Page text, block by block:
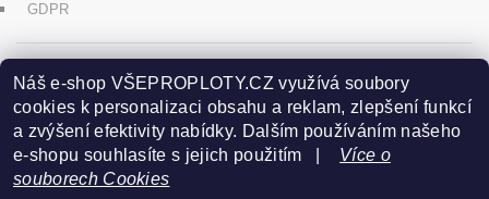
GDPR
icons8.com
Praha - Herink
+420 606 020 266
Náš e-shop VŠEPROPLOTY.CZ využívá soubory
cookies k personalizaci obsahu a reklam, zlepšení funkcí
a zvýšení efektivity nabídky. Dalším používáním našeho
e-shopu souhlasíte s jejich použitím | Více o
souborech Cookies